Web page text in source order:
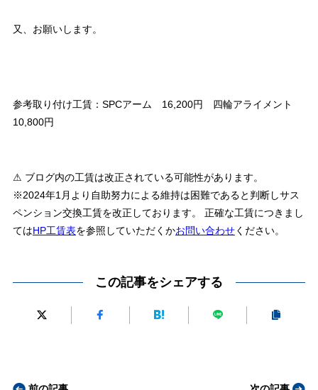
又、お願いします。
参考取り付け工賃：SPCアーム 16,200円 四輪アライメント
10,800円
⚠ ブログ内の工賃は改正されている可能性があります。
※2024年1月より自助努力による維持は困難であると判断しサス
ペンション交換工賃を改正しております。 正確な工賃につきまし
てはHP工賃表を参照していただくかお問い合わせください。
この記事をシェアする